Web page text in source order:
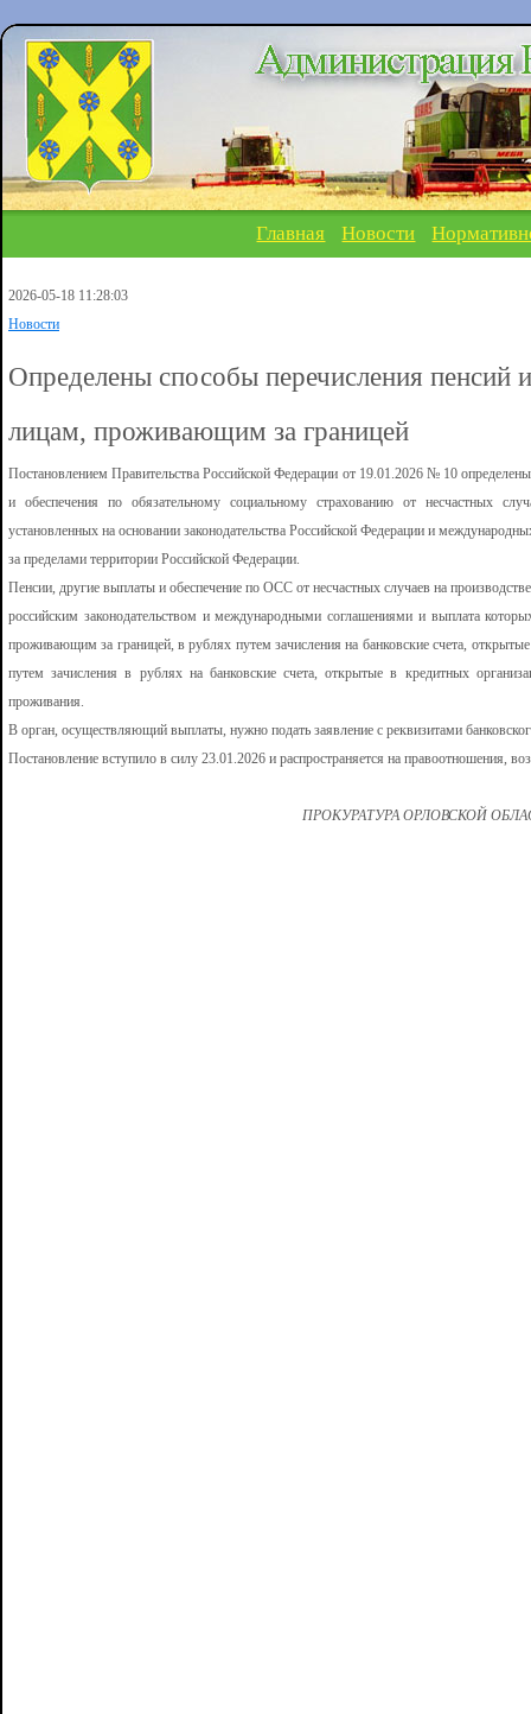
Главная Новости
2026-05-18 11:28:03
Новости
Определены способы перечисления пенсий
лицам, проживающим за границей
Постановлением Правительства Российской Федерации от 19.01.2026 № 10
и обеспечения по обязательному социальному страхованию от несчастных
установленных на основании законодательства Российской Федерации и
за пределами территории Российской Федерации.
Пенсии, другие выплаты и обеспечение по ОСС от несчастных случаев на
российским законодательством и международными соглашениями и выплата
проживающим за границей, в рублях путем зачисления на банковские счета,
путем зачисления в рублях на банковские счета, открытые в кредитных
проживания.
В орган, осуществляющий выплаты, нужно подать заявление с реквизитами
Постановление вступило в силу 23.01.2026 и распространяется на правоотношения,
ПРОКУРАТУРА ОРЛОВСКОЙ